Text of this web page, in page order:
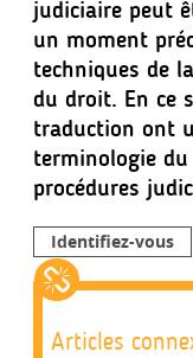
judiciaire peut
un moment
techniques de
du droit. En ce
traduction ont
terminologie
procédures
Identifiez-vous
Articles